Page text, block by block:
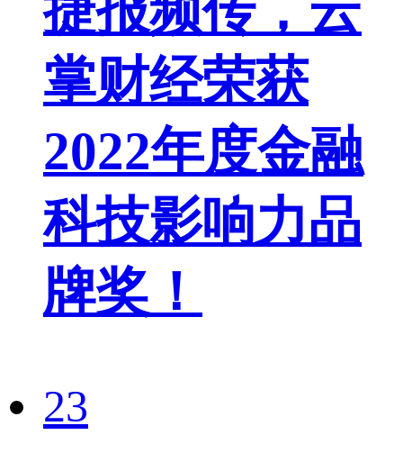
掌财经荣获
2022年度金融
科技影响力品
牌奖！
23